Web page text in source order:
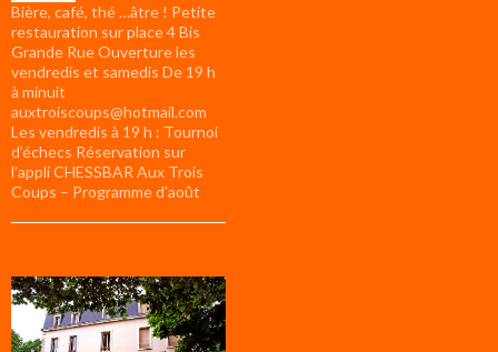
Bière, café, thé …âtre ! Petite
restauration sur place 4 Bis
Grande Rue Ouverture les
vendredis et samedis De 19 h
à minuit
auxtroiscoups@hotmail.com
Les vendredis à 19 h : Tournoi
d’échecs Réservation sur
l’appli CHESSBAR Aux Trois
Coups – Programme d’août